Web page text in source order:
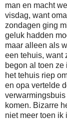
man en macht
visdag, want
zondagen ging
geluk hadden
maar alleen als
een tehuis, want
begon al toen
het tehuis riep
en opa vertelde
komen. Bizarre
niet meer toen ik